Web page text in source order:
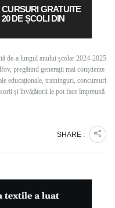
GRATUITE
DE ȘCOLI DIN
de-a lungul anului școlar 2024-2025
pregătind generații mai conștiente
educaționale, traininguri, concursuri
și învățătorii le pot face împreună
SHARE :